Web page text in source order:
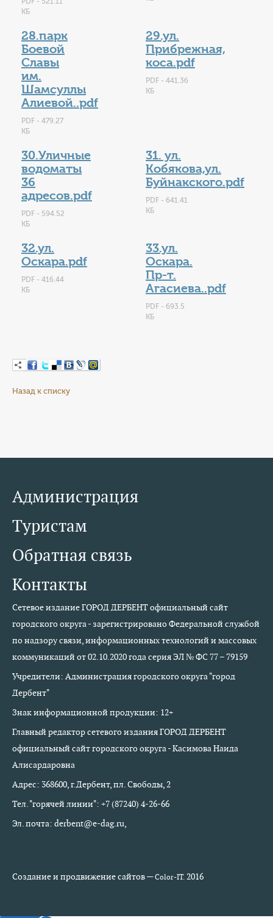
КБ
28.парк
Боевой
Славы
им.
Шамсуллы
Алиевой..pdf
PDF - 479.27
КБ
29.ул.
Прибрежная,
коса.pdf
PDF - 441.36
КБ
30.Уличные
водоматы
36
адресов.pdf
PDF - 594.52
КБ
31. ул.
Кобякова,ул.
Буйнакского.pdf
PDF - 641.41
КБ
32.ул.
Оскара.pdf
PDF - 416.44
КБ
33.ул.
Оскара.
Пр-т.
Агасиева..pdf
PDF - 693.5
КБ
Назад к списку
Администрация
Туристам
Обратная связь
Контакты
Сетевое издание ГОРОД ДЕРБЕНТ официальный сайт
городского округа - зарегистрировано Федеральной службой
по надзору связи, информационных технологий и массовых
коммуникаций от 02.10.2020 года серия ЭЛ № ФС 77 – 79159
Учредители: Администрация городского округа "город
Дербент"
Знак информационной продукции: 12+
Главный редактор сетевого издания ГОРОД ДЕРБЕНТ
официальный сайт городского округа - Касимова Наида
Алисардаровна
Адрес: 368600, г.Дербент, пл. Свободы, 2
Тел. "горячей линии": +7 (87240) 4-26-66
Эл. почта: derbent@e-dag.ru,
Создание и продвижение сайтов —Color-IT.2016